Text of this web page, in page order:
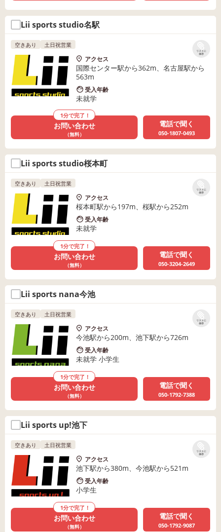
Lii sports studio名駅
リストに
保存
空きあり 土日祝営業
アクセス
国際センター駅から362m、名古屋駅から
563m
受入年齢
未就学
1分で完了！
お問い合わせ
（無料）
電話で聞く
050-1807-0493
Lii sports studio桜本町
リストに
保存
空きあり 土日祝営業
アクセス
桜本町駅から197m、桜駅から252m
受入年齢
未就学
1分で完了！
お問い合わせ
（無料）
電話で聞く
050-3204-2649
Lii sports nana今池
リストに
保存
空きあり 土日祝営業
アクセス
今池駅から200m、池下駅から726m
受入年齢
未就学 小学生
1分で完了！
お問い合わせ
（無料）
電話で聞く
050-1792-7388
Lii sports up!池下
リストに
保存
空きあり 土日祝営業
アクセス
池下駅から380m、今池駅から521m
受入年齢
小学生
1分で完了！
お問い合わせ
（無料）
電話で聞く
050-1792-9087